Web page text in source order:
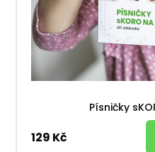
Písničky
129 Kč